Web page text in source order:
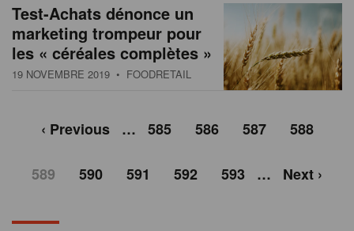
Test-Achats dénonce un
marketing trompeur pour
les « céréales complètes »
19 NOVEMBRE 2019 • FOODRETAIL
‹ Previous … 585 586 587 588
589 590 591 592 593 … Next ›